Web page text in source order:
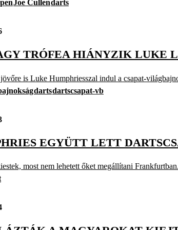
Joe Cullendarts
TRÓFEA HIÁNYZIK LUKE
is Luke Humphriesszal indul a csapat-
dartsdartscsapat-vb
EGYÜTT LETT
most nem lehetett őket megállítani Frankfurtban.